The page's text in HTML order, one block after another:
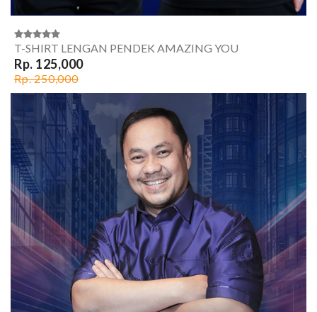
T-SHIRT LENGAN PENDEK AMAZING YOU
Rp. 125,000
Rp. 250,000